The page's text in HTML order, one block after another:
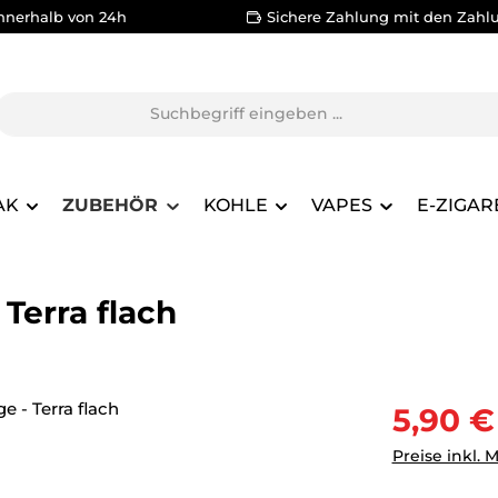
von 24h Sichere Zahlung mit den
ZUBEHÖR KOHLE VAPES E-
flach
5,90 €
Preise inkl.